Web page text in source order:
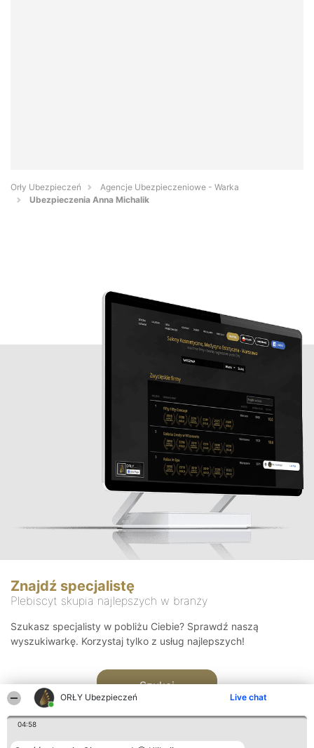
ORŁY Ubezpieczeń Live chat
04:58
Orły Ubezpieczeń
Agencje Ubezpieczeniowe - Warka
Ubezpieczenia Anna Michalik
Znajdź specjalistę
Plebiscyt skupia najlepszych w branży
Szukasz specjalisty w pobliżu Ciebie? Sprawdź naszą
wyszukiwarkę. Korzystaj tylko z usług najlepszych!
Szukaj